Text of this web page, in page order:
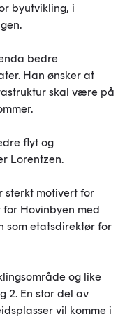
byutvikling, i
bedre
Han ønsker at
skal være på
flyt og
Lorentzen.
sterkt motivert for
Hovinbyen med
som etatsdirektør for
og like
2. En stor del av
vil komme i